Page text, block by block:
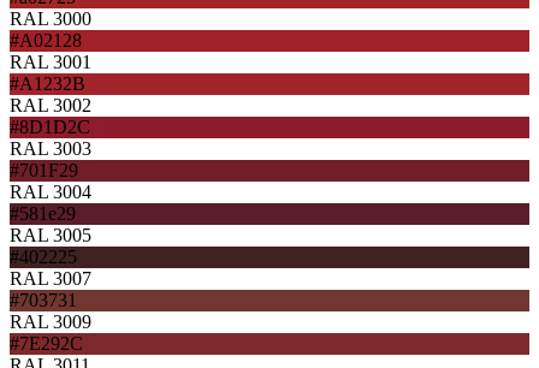
RAL 3000
#A02128
RAL 3001
#A1232B
RAL 3002
#8D1D2C
RAL 3003
#701F29
RAL 3004
#581e29
RAL 3005
#402225
RAL 3007
#703731
RAL 3009
#7E292C